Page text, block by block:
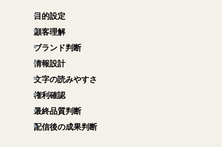
目的設定
顧客理解
ブランド判断
情報設計
文字の読みやすさ
権利確認
最終品質判断
配信後の成果判断